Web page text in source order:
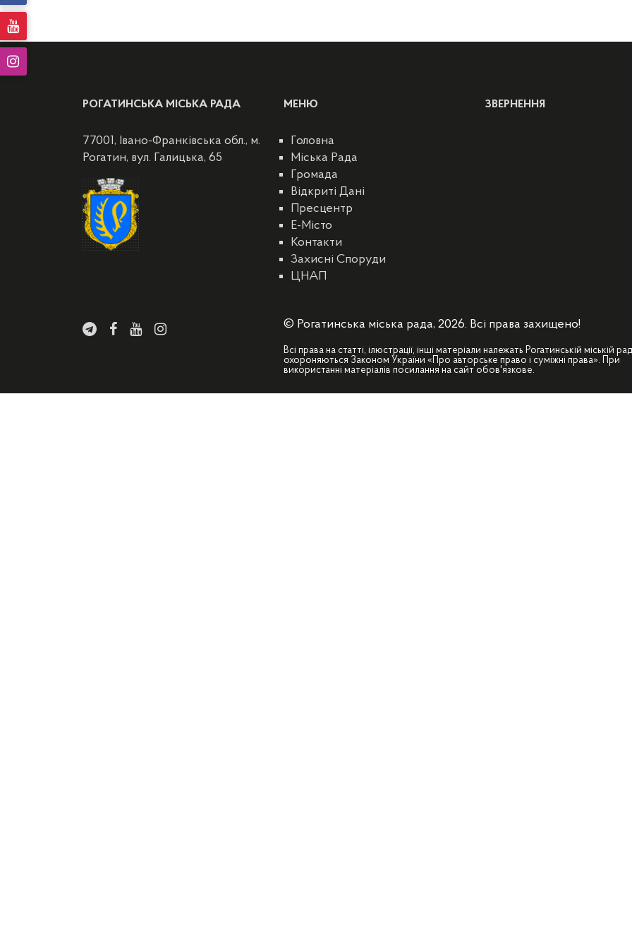
РОГАТИНСЬКА МІСЬКА РАДА
77001, Івано-Франківська обл., м.
Рогатин, вул. Галицька, 65
МЕНЮ
Головна
Міська Рада
Громада
Відкриті Дані
Пресцентр
E-Місто
Контакти
Захисні Споруди
ЦНАП
ЗВЕРНЕННЯ
© Рогатинська міська рада, 2026. Всі права захищено!
Всі права на статті, ілюстрації, інші матеріали належать Рогатинській міській
охороняються Законом України «Про авторське право і суміжні права». При
використанні матеріалів посилання на сайт обов'язкове.